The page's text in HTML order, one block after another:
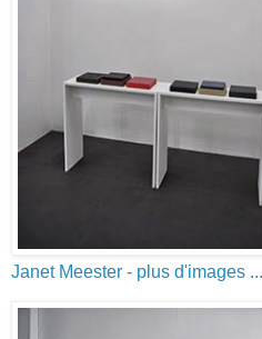
Janet Meester - plus d'images ...